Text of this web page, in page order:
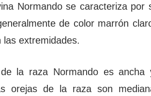
Normando se caracteriza
de color marrón
las extremidades.
la raza Normando es
orejas de la raza son